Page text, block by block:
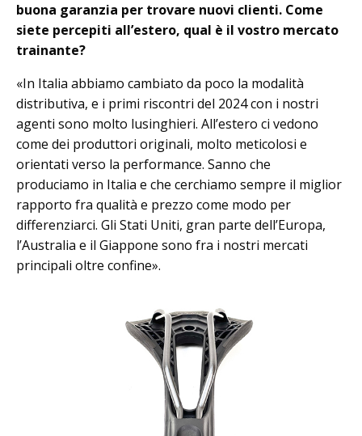
buona garanzia per trovare nuovi clienti. Come
siete percepiti all’estero, qual è il vostro mercato
trainante?
«In Italia abbiamo cambiato da poco la modalità
distributiva, e i primi riscontri del 2024 con i nostri
agenti sono molto lusinghieri. All’estero ci vedono
come dei produttori originali, molto meticolosi e
orientati verso la performance. Sanno che
produciamo in Italia e che cerchiamo sempre il miglior
rapporto fra qualità e prezzo come modo per
differenziarci. Gli Stati Uniti, gran parte dell’Europa,
l’Australia e il Giappone sono fra i nostri mercati
principali oltre confine».